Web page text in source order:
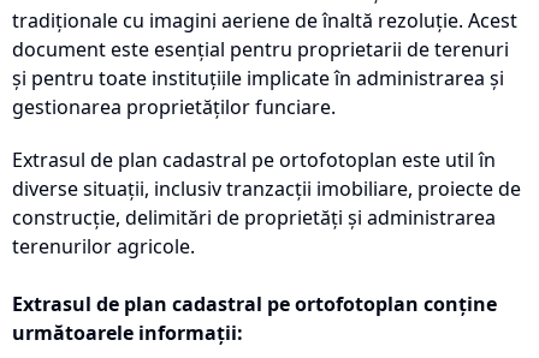
tradiționale cu imagini aeriene de înaltă rezoluție. Acest
document este esențial pentru proprietarii de terenuri
și pentru toate instituțiile implicate în administrarea și
gestionarea proprietăților funciare.
Extrasul de plan cadastral pe ortofotoplan este util în
diverse situații, inclusiv tranzacții imobiliare, proiecte de
construcție, delimitări de proprietăți și administrarea
terenurilor agricole.
Extrasul de plan cadastral pe ortofotoplan conține
următoarele informații: